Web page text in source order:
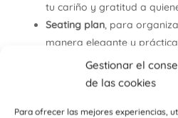
Gestionar el
de las cookies
Para ofrecer las mejores experiencias,
tu cariño y gratitud a
Seating plan, para
manera elegante y
Sellos personalizados ,
dar un toque original.
celebración.